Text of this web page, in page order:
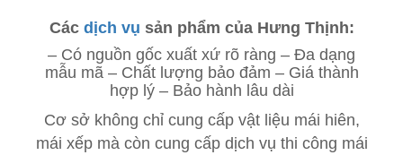
Các dịch vụ sản phẩm của Hưng Thịnh:
– Có nguồn gốc xuất xứ rõ ràng – Đa dạng
mẫu mã – Chất lượng bảo đảm – Giá thành
hợp lý – Bảo hành lâu dài
Cơ sở không chỉ cung cấp vật liệu mái hiên,
mái xếp mà còn cung cấp dịch vụ thi công mái